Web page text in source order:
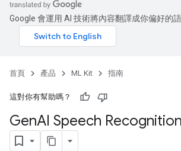
Google 會運用 AI 技術將內容翻譯成你偏好的
首頁 產品 ML Kit 指南
這對你有幫助嗎？
GenAI Speech